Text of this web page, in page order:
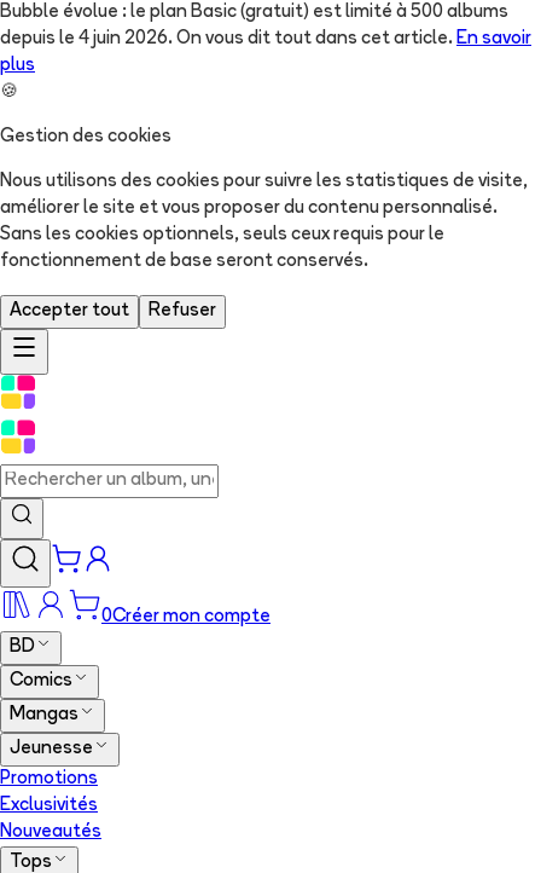
Bubble évolue : le plan Basic (gratuit) est limité à 500 albums
depuis le 4 juin 2026. On vous dit tout dans cet article. En savoir
plus
🍪
Gestion des cookies
Nous utilisons des cookies pour suivre les statistiques de visite,
améliorer le site et vous proposer du contenu personnalisé.
Sans les cookies optionnels, seuls ceux requis pour le
fonctionnement de base seront conservés.
Accepter tout Refuser
0Créer mon compte
BD
Comics
Mangas
Jeunesse
Promotions
Exclusivités
Nouveautés
Tops